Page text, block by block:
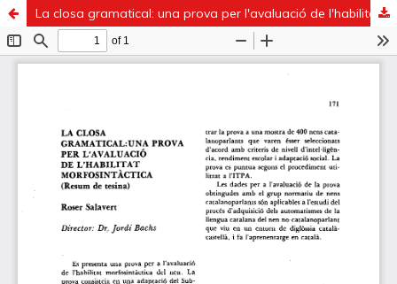
La closa gramatical: una prova per l'avaluació de l'habilitat morfosintàctica (Resum Tesina)